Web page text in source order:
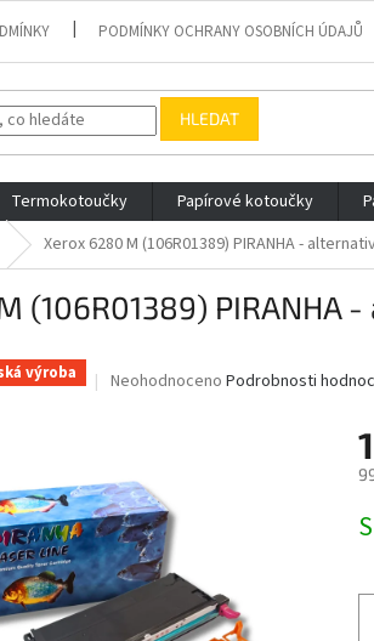
PODMÍNKY OCHRANY OSOBNÍCH ÚDAJŮ
HLEDAT
Termokotoučky Papírové kotoučky
Xerox 6280 M (106R01389) PIRANHA -
(106R01389)
výroba
Průměrné
z
5
hvězdiček.
Neohodnoceno Podrobnosti